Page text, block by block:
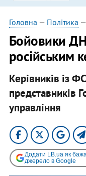
Головна — Політика —
Бойовики
російським
Керівників із
представників
управління
Додати LB.ua як
джерело в Google